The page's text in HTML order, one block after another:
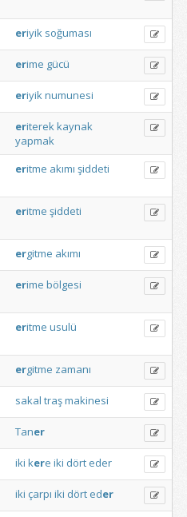
eriyik soğuması
erime gücü
eriyiknumunesi
eriterekkaynak
yapmak
eritme akımı şiddeti
eritme şiddeti
ergitme akımı
erime bölgesi
eritme usulü
ergitme zamanı
sakal traşmakinesi
Taner
iki kere iki dört eder
iki çarpı iki dört eder